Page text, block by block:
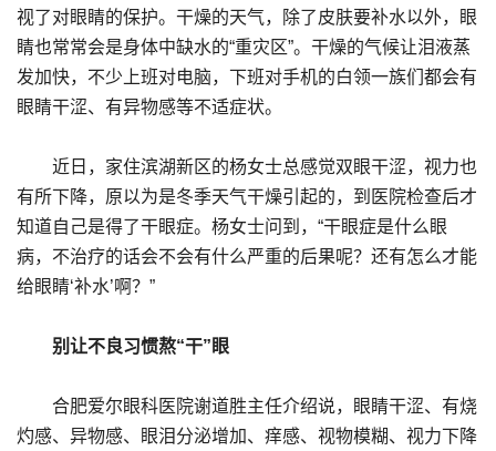
视了对眼睛的保护。干燥的天气，除了皮肤要补水以外，眼
睛也常常会是身体中缺水的“重灾区”。干燥的气候让泪液蒸
发加快，不少上班对电脑，下班对手机的白领一族们都会有
眼睛干涩、有异物感等不适症状。
近日，家住滨湖新区的杨女士总感觉双眼干涩，视力也
有所下降，原以为是冬季天气干燥引起的，到医院检查后才
知道自己是得了干眼症。杨女士问到，“干眼症是什么眼
病，不治疗的话会不会有什么严重的后果呢？还有怎么才能
给眼睛‘补水’啊？”
别让不良习惯熬“干”眼
合肥爱尔眼科医院谢道胜主任介绍说，眼睛干涩、有烧
灼感、异物感、眼泪分泌增加、痒感、视物模糊、视力下降